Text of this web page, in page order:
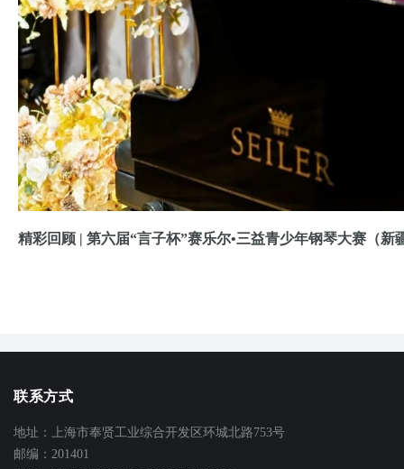
精彩回顾 | 第六届“言子杯”赛乐尔•三益青少年钢琴大赛（新
联系方式
地址：上海市奉贤工业综合开发区环城北路753号
邮编：201401